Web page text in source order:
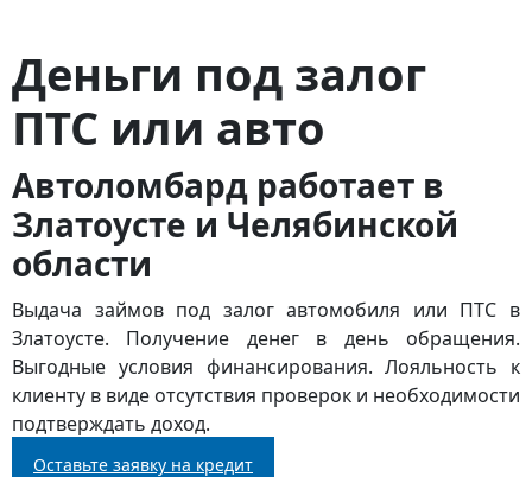
Деньги под залог
ПТС или авто
Автоломбард работает в
Златоусте и Челябинской
области
Выдача займов под залог автомобиля или ПТС в
Златоусте. Получение денег в день обращения.
Выгодные условия финансирования. Лояльность к
клиенту в виде отсутствия проверок и необходимости
подтверждать доход.
Оставьте заявку на кредит